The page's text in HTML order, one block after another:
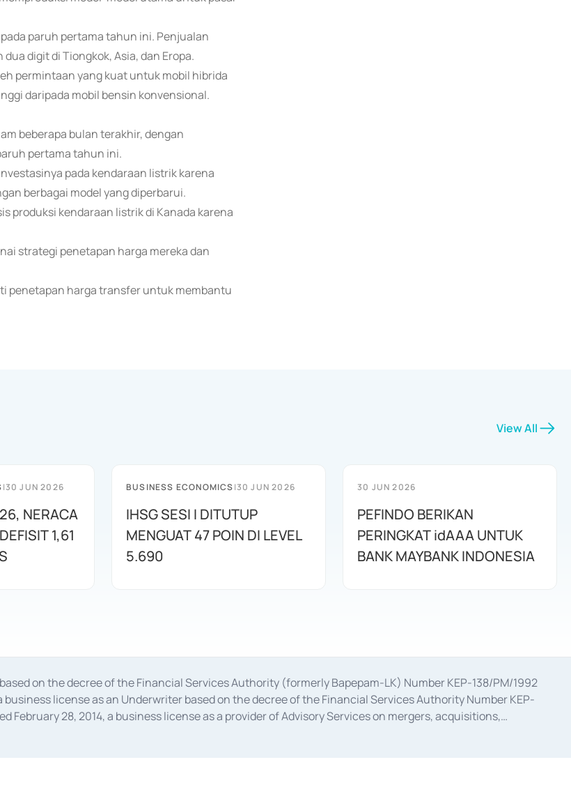
paruh pertama tahun ini. Penjualan
digit di Tiongkok, Asia, dan Eropa.
permintaan yang kuat untuk mobil hibrida
daripada mobil bensin konvensional.
beberapa bulan terakhir, dengan
pertama tahun ini.
pada kendaraan listrik karena
berbagai model yang diperbarui.
produksi kendaraan listrik di Kanada karena
strategi penetapan harga mereka dan
penetapan harga transfer untuk membantu
View All
|30 JUN 2026
NERACA
1,61
BUSINESS ECONOMICS|30 JUN 2026
IHSG SESI I DITUTUP
MENGUAT 47 POIN DI LEVEL
5.690
30 JUN 2026
PEFINDO BERIKAN
PERINGKAT idAAA UNTUK
BANK MAYBANK INDONESIA
on the decree of the Financial Services Authority (formerly Bapepam-LK) Number KEP-138/PM/1992
business license as an Underwriter based on the decree of the Financial Services Authority Number KEP-
February 28, 2014, a business license as a provider of Advisory Services on mergers, acquisitions,
Authority Number S-67/PM.21/2014 dated February 28, 2014, a business license as a provider of